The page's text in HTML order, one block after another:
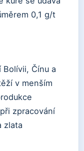
0,1 g/t
Čínu a
v menším
zpracování
zlata